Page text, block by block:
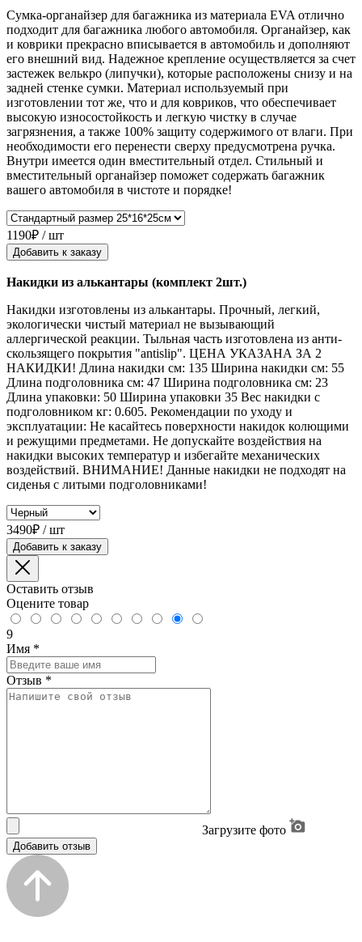
Сумка-органайзер для багажника из материала EVA отлично
подходит для багажника любого автомобиля. Органайзер, как
и коврики прекрасно вписывается в автомобиль и дополняют
его внешний вид. Надежное крепление осуществляется за счет
застежек велькро (липучки), которые расположены снизу и на
задней стенке сумки. Материал используемый при
изготовлении тот же, что и для ковриков, что обеспечивает
высокую износостойкость и легкую чистку в случае
загрязнения, а также 100% защиту содержимого от влаги. При
необходимости его перенести сверху предусмотрена ручка.
Внутри имеется один вместительный отдел. Стильный и
вместительный органайзер поможет содержать багажник
вашего автомобиля в чистоте и порядке!
1190₽ / шт
Добавить к заказу
Накидки из алькантары (комплект 2шт.)
Накидки изготовлены из алькантары. Прочный, легкий,
экологически чистый материал не вызывающий
аллергической реакции. Тыльная часть изготовлена из анти-
скользящего покрытия "antislip". ЦЕНА УКАЗАНА ЗА 2
НАКИДКИ! Длина накидки см: 135 Ширина накидки см: 55
Длина подголовника см: 47 Ширина подголовника см: 23
Длина упаковки: 50 Ширина упаковки 35 Вес накидки с
подголовником кг: 0.605. Рекомендации по уходу и
эксплуатации: Не касайтесь поверхности накидок колющими
и режущими предметами. Не допускайте воздействия на
накидки высоких температур и избегайте механических
воздействий. ВНИМАНИЕ! Данные накидки не подходят на
сиденья с литыми подголовниками!
3490₽ / шт
Добавить к заказу
Оставить отзыв
Оцените товар
9
Имя *
Отзыв *
Загрузите фото
Добавить отзыв